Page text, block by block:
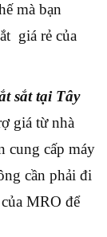
mà bạn
giá rẻ của
sắt tại Tây
giá từ nhà
cung cấp máy
cần phải đi
MRO để